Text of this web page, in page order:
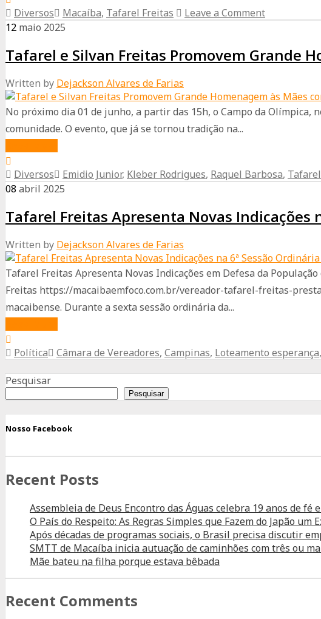
de
Prêmios
Parabéns,
vereador
Tafarel
🎉
Diversos Macaíba, Tafarel Freitas
Leave a Comment
12 maio 2025
Tafarel e Silvan Freitas Promovem Grande
Written by Dejackson Alvares de Farias
No próximo dia 01 de junho, a partir das 15h, o Campo da Olímpica,
comunidade. O evento, que já se tornou tradição na...
e
Silvan
Freitas
Grande
Homenagem
às
Mães
com
o
4º
Prêmios
Diversos Emidio Junior, Kleber Rodrigues, Raquel Barbosa,
08 abril 2025
Tafarel Freitas Apresenta Novas Indicações
Written by Dejackson Alvares de Farias
Tafarel Freitas Apresenta Novas Indicações em Defesa da
Freitas https://macaibaemfoco.com.br/vereador-tafarel-freitas-
macaibense. Durante a sexta sessão ordinária da...
Freitas
Apresenta
Novas
na
Sessão
Ordinária
2025
Política Câmara de Vereadores, Campinas, Loteamento esperança,
Pesquisar
Pesquisar
Nosso Facebook
Recent Posts
Assembleia de Deus Encontro das Águas celebra 19 anos de fé
O País do Respeito: As Regras Simples que Fazem do Japão um
Após décadas de programas sociais, o Brasil precisa discutir
SMTT de Macaíba inicia autuação de caminhões com três ou
Mãe bateu na filha porque estava bêbada
Recent Comments